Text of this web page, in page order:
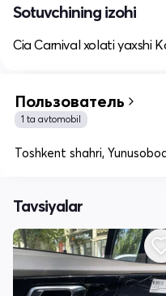
Sotuvchining izohi
Cia Carnival xolati yaxshi
Пользователь
1 ta avtomobil
Toshkent shahri,
Tavsiyalar